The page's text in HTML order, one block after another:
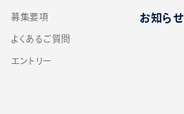
募集要項
よくあるご質問
エントリー
お知らせ